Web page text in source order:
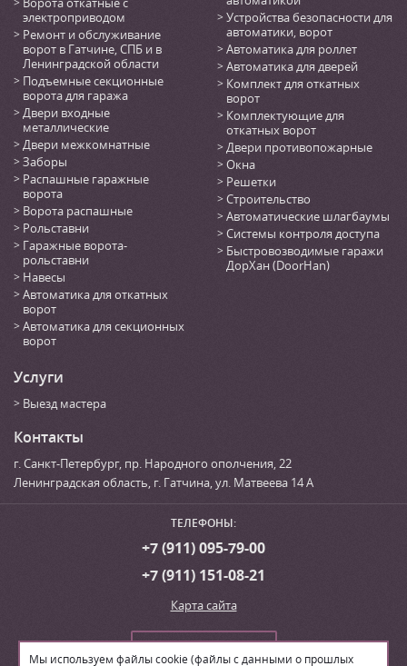
Мы используем файлы cookie (файлы с данными о прошлых
электроприводом
Ремонт и обслуживание
ворот в Гатчине, СПБ и в
Ленинградской области
Подъемные секционные
ворота для гаража
Двери входные
металлические
Двери межкомнатные
Заборы
Распашные гаражные
ворота
Ворота распашные
Рольставни
Гаражные ворота-
рольставни
Навесы
Автоматика для откатных
ворот
Автоматика для секционных
ворот
Устройства безопасности для
автоматики, ворот
Автоматика для роллет
Автоматика для дверей
Комплект для откатных
ворот
Комплектующие для
откатных ворот
Двери противопожарные
Окна
Решетки
Строительство
Автоматические шлагбаумы
Системы контроля доступа
Быстровозводимые гаражи
ДорХан (DoorHan)
Услуги
Выезд мастера
Контакты
г. Санкт-Петербург, пр. Народного ополчения, 22
Ленинградская область, г. Гатчина,ул. Матвеева 14 А
ТЕЛЕФОНЫ:
+7 (911) 095-79-00
+7 (911) 151-08-21
Карта сайта
Сделать заказ